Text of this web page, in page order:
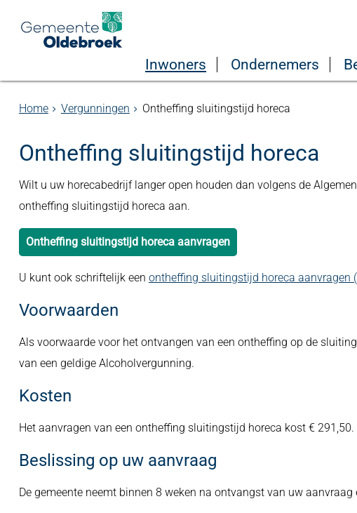
Inwoners Ondernemers
Home Vergunningen Ontheffing sluitingstijd horeca
Ontheffing sluitingstijd horeca
Wilt u uw horecabedrijf langer open houden dan volgens de
ontheffing sluitingstijd horeca aan.
Ontheffing sluitingstijd horeca aanvragen
U kunt ook schriftelijk een ontheffing sluitingstijd horeca aanvragen
Voorwaarden
Als voorwaarde voor het ontvangen van een ontheffing op de
van een geldige Alcoholvergunning.
Kosten
Het aanvragen van een ontheffing sluitingstijd horeca kost € 291,50.
Beslissing op uw aanvraag
De gemeente neemt binnen 8 weken na ontvangst van uw